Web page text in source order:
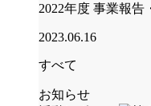
2022年度 事業報告
2023.06.16
すべて
お知らせ